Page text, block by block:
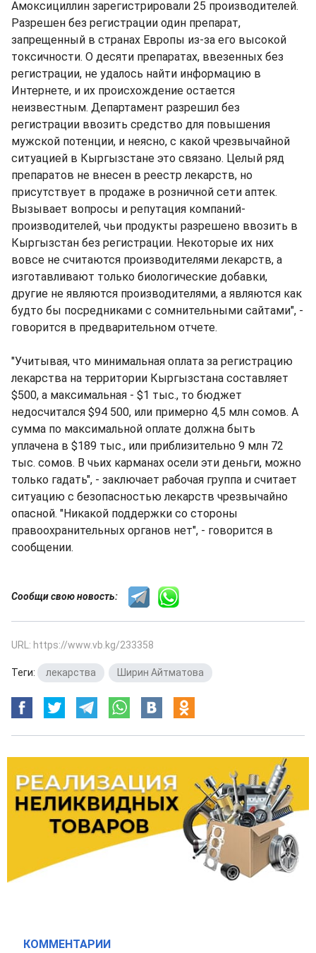
Амоксициллин зарегистрировали 25 производителей.
Разрешен без регистрации один препарат,
запрещенный в странах Европы из-за его высокой
токсичности. О десяти препаратах, ввезенных без
регистрации, не удалось найти информацию в
Интернете, и их происхождение остается
неизвестным. Департамент разрешил без
регистрации ввозить средство для повышения
мужской потенции, и неясно, с какой чрезвычайной
ситуацией в Кыргызстане это связано. Целый ряд
препаратов не внесен в реестр лекарств, но
присутствует в продаже в розничной сети аптек.
Вызывает вопросы и репутация компаний-
производителей, чьи продукты разрешено ввозить в
Кыргызстан без регистрации. Некоторые их них
вовсе не считаются производителями лекарств, а
изготавливают только биологические добавки,
другие не являются производителями, а являются как
будто бы посредниками с сомнительными сайтами", -
говорится в предварительном отчете.
"Учитывая, что минимальная оплата за регистрацию
лекарства на территории Кыргызстана составляет
$500, а максимальная - $1 тыс., то бюджет
недосчитался $94 500, или примерно 4,5 млн сомов. А
сумма по максимальной оплате должна быть
уплачена в $189 тыс., или приблизительно 9 млн 72
тыс. сомов. В чьих карманах осели эти деньги, можно
только гадать", - заключает рабочая группа и считает
ситуацию с безопасностью лекарств чрезвычайно
опасной. "Никакой поддержки со стороны
правоохранительных органов нет", - говорится в
сообщении.
Сообщи свою новость:
URL: https://www.vb.kg/233358
Теги: лекарства Ширин Айтматова
КОММЕНТАРИИ